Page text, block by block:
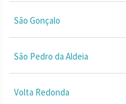
São Gonçalo
São Pedro da Aldeia
Volta Redonda